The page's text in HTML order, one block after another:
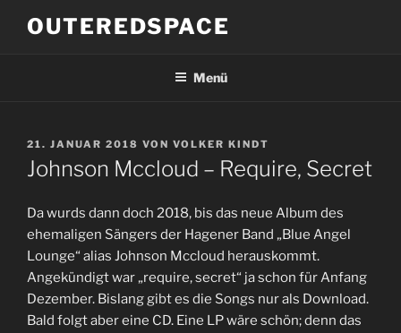
InhaltOUTEREDSPACE
Menü
VERÖFFENTLICHT
AM
21. JANUAR 2018 VON VOLKER KINDT
Johnson Mccloud – Require, Secret
Da wurds dann doch 2018, bis das neue Album des
ehemaligen Sängers der Hagener Band „Blue Angel
Lounge“ alias Johnson Mccloud herauskommt.
Angekündigt war „require, secret“ ja schon für Anfang
Dezember. Bislang gibt es die Songs nur als Download.
Bald folgt aber eine CD. Eine LP wäre schön; denn das